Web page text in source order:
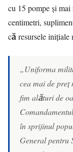
cu 15 pompe și
centimetri,
că resursele inițiale
„Uniforma
cea mai de preț
fim alături de
în sprijinul
General pentru